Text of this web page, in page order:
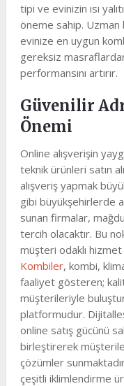
tipi ve evinizin ısı
öneme sahip.
evinize en uygun
gereksiz masraflardan
performansını artırır.
Güvenilir
Önemi
Online alışverişin
teknik ürünleri satın
alışveriş yapmak
gibi büyükşehirlerde
sunan firmalar,
tercih olacaktır. Bu
müşteri odaklı hizmet
Kombiler, kombi,
faaliyet gösteren;
müşterileriyle
platformudur.
online satış gücünü
birleştirerek
çözümler
çeşitli iklimlendirme